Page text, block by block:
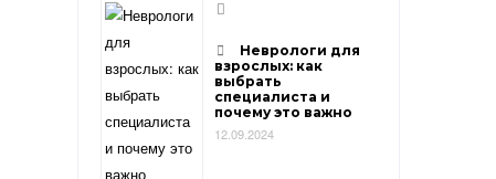
Неврологи для
взрослых: как
выбрать
специалиста и
почему это важно
12.09.2024